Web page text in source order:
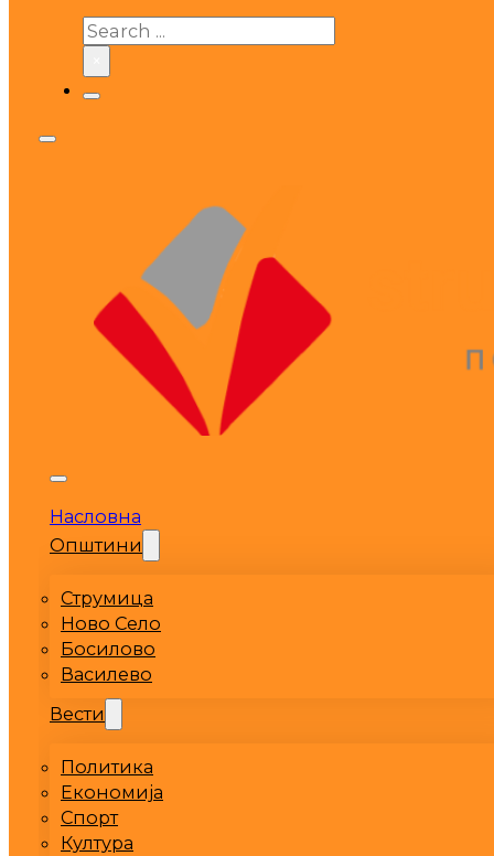
Search
Насловна
Општини
Струмица
Ново Село
Босилово
Василево
Вести
Политика
Економија
Спорт
Култура